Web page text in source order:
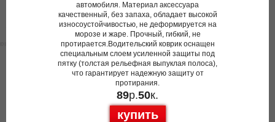
автомобиля. Материал аксессуара
качественный, без запаха, обладает высокой
износоустойчивостью, не деформируется на
морозе и жаре. Прочный, гибкий, не
протирается.Водительский коврик оснащен
специальным слоем усиленной защиты под
пятку (толстая рельефная выпуклая полоса),
что гарантирует надежную защиту от
протирания.
89р.50к.
купить